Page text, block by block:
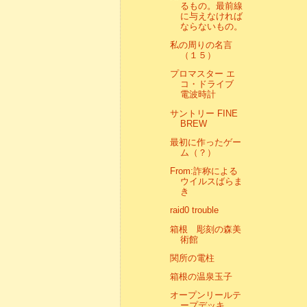
るもの。最前線
に与えなければ
ならないもの。
私の周りの名言
（１５）
プロマスター エ
コ・ドライブ
電波時計
サントリー FINE
BREW
最初に作ったゲー
ム（？）
From:詐称による
ウイルスばらま
き
raid0 trouble
箱根 彫刻の森美
術館
関所の電柱
箱根の温泉玉子
オープンリールテ